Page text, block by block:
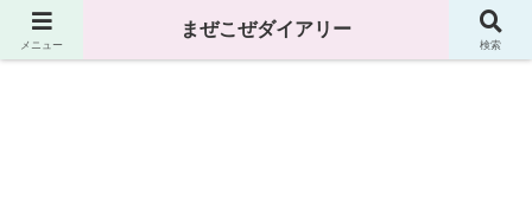
まぜこぜダイアリー
メニュー
まぜこぜダイアリー
検索